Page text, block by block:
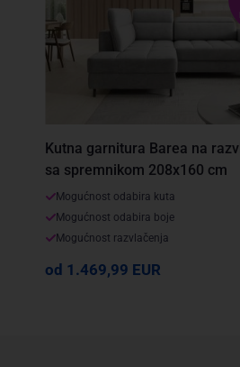
Kutna garnitura Barea na
sa spremnikom 208x160 cm
Mogućnost odabira kuta
Mogućnost odabira boje
Mogućnost razvlačenja
od 1.469,99 EUR